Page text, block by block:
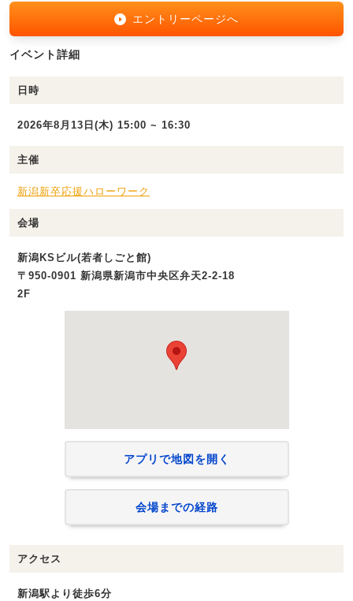
エントリーページへ
イベント詳細
日時
2026年8月13日(木) 15:00 ~ 16:30
主催
新潟新卒応援ハローワーク
会場
新潟KSビル(若者しごと館)
〒950-0901 新潟県新潟市中央区弁天2-2-18
2F
アプリで地図を開く
会場までの経路
アクセス
新潟駅より徒歩6分